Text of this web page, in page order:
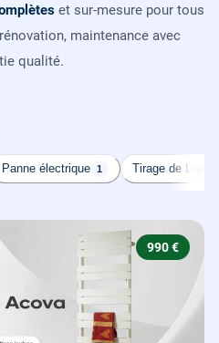
et sur-mesure pour tous
maintenance avec
qualité.
Panne électrique 1 Tirage de Ligne
990 €